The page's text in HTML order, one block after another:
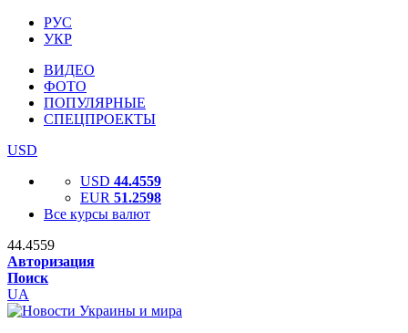
РУС
УКР
ВИДЕО
ФОТО
ПОПУЛЯРНЫЕ
СПЕЦПРОЕКТЫ
USD
USD 44.4559
EUR 51.2598
Все курсы валют
44.4559
Авторизация
Поиск
UA